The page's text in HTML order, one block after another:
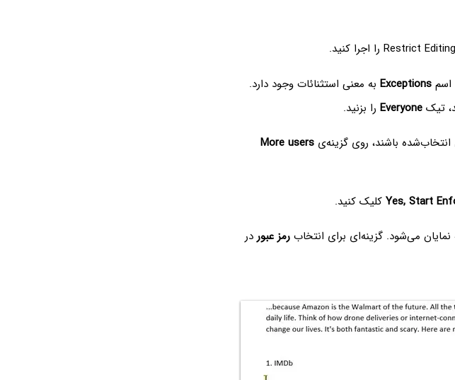
اسمExceptions به معنی استثنائات وجود دارد.
تیکEveryone را بزنید.
باشند، روی گزینه‌یMore users
Yes, Start کلیک کنید.
می‌شود. گزینه‌ای برای انتخابرمز عبوردر